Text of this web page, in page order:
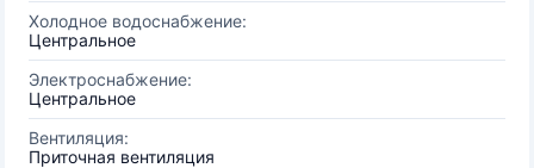
Холодное водоснабжение:
Центральное
Электроснабжение:
Центральное
Вентиляция:
Приточная вентиляция